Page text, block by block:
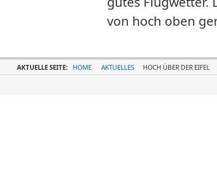
von hoch oben
AKTUELLE SEITE: HOME AKTUELLES HOCH ÜBER DER EIFEL